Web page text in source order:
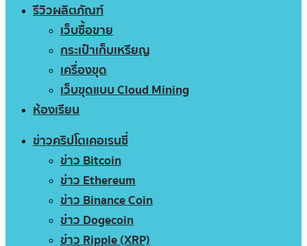
รีวิวผลิตภัณฑ์
เว็บซื้อขาย
กระเป๋าเก็บเหรียญ
เครื่องขุด
เว็บขุดแบบ Cloud Mining
ห้องเรียน
ข่าวคริปโตเคอเรนซี่
ข่าว Bitcoin
ข่าว Ethereum
ข่าว Binance Coin
ข่าว Dogecoin
ข่าว Ripple (XRP)